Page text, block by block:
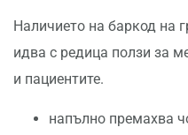
Наличието на баркод на
идва с редица ползи за
и пациентите.
напълно премахва